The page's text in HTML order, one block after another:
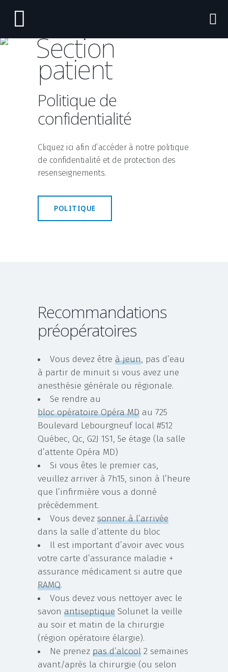
Section
patient
Politique de
confidentialité
Cliquez ici afin d’accéder à notre politique
de confidentialité et de protection des
resenseignements.
POLITIQUE
Recommandations
préopératoires
Vous devez être à jeun, pas d’eau
à partir de minuit si vous avez une
anesthésie générale ou régionale.
Se rendre au
bloc opératoire Opéra MD au 725
Boulevard Lebourgneuf local #512
Québec, Qc, G2J 1S1, 5e étage (la salle
d’attente Opéra MD)
Si vous êtes le premier cas,
veuillez arriver à 7h15, sinon à l’heure
que l’infirmière vous a donné
précédemment.
Vous devez sonner à l’arrivée
dans la salle d’attente du bloc
Il est important d’avoir avec vous
votre carte d’assurance maladie +
assurance médicament si autre que
RAMQ.
Vous devez vous nettoyer avec le
savon antiseptique Solunet la veille
au soir et matin de la chirurgie
(région opératoire élargie).
Ne prenez pas d’alcool2 semaines
avant/après la chirurgie (ou selon